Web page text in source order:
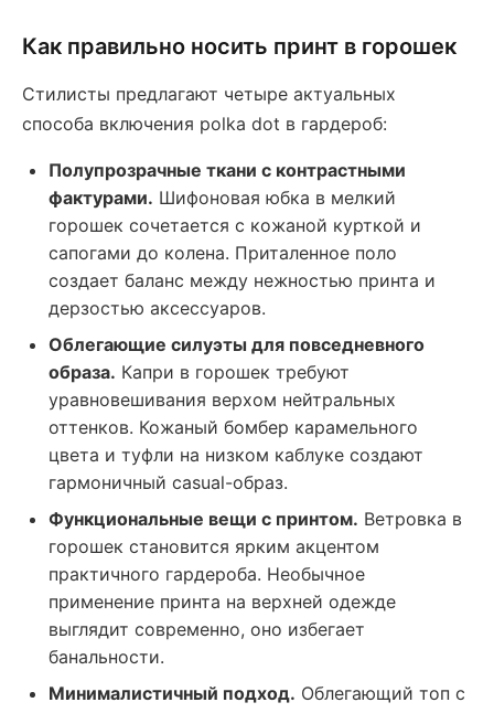
Как правильно носить принт в горошек
Стилисты предлагают четыре актуальных
способа включения polka dot в гардероб:
Полупрозрачные ткани с контрастными
фактурами. Шифоновая юбка в мелкий
горошек сочетается с кожаной курткой и
сапогами до колена. Приталенное поло
создает баланс между нежностью принта и
дерзостью аксессуаров.
Облегающие силуэты для повседневного
образа. Капри в горошек требуют
уравновешивания верхом нейтральных
оттенков. Кожаный бомбер карамельного
цвета и туфли на низком каблуке создают
гармоничный casual-образ.
Функциональные вещи с принтом. Ветровка в
горошек становится ярким акцентом
практичного гардероба. Необычное
применение принта на верхней одежде
выглядит современно, оно избегает
банальности.
Минималистичный подход. Облегающий топ с